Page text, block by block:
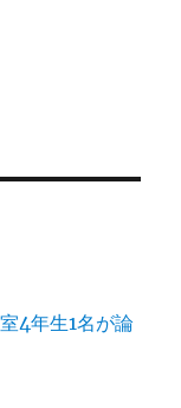
4年生1名が論